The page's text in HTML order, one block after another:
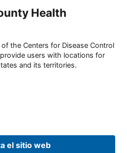
Health
the Centers for Disease Control
users with locations for
and its territories.
el sitio web